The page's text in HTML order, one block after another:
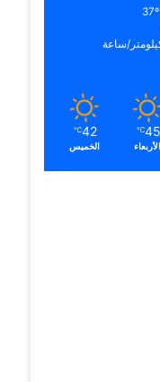
45
℃
الأربعاء
42
℃
الخميس